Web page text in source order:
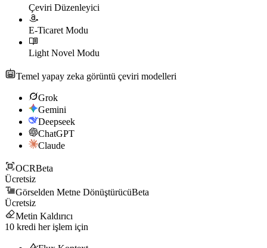
Çeviri Düzenleyici
E-Ticaret Modu
Light Novel Modu
Temel yapay zeka görüntü çeviri modelleri
Grok
Gemini
Deepseek
ChatGPT
Claude
OCRBeta
Ücretsiz
Görselden Metne DönüştürücüBeta
Ücretsiz
Metin Kaldırıcı
10 kredi her işlem için